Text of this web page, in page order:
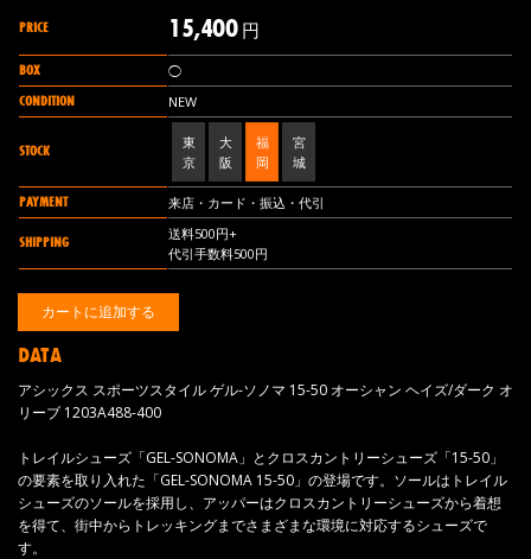
PRICE 15,400円
BOX ◯
CONDITION NEW
STOCK
東
京
大
阪
福
岡
宮
城
PAYMENT 来店・カード・振込・代引
SHIPPING
送料500円+
代引手数料500円
DATA
アシックス スポーツスタイル ゲル-ソノマ 15-50 オーシャン ヘイズ/ダーク オ
リーブ 1203A488-400
トレイルシューズ「GEL-SONOMA」とクロスカントリーシューズ「15-50」
の要素を取り入れた「GEL-SONOMA 15-50」の登場です。ソールはトレイル
シューズのソールを採用し、アッパーはクロスカントリーシューズから着想
を得て、街中からトレッキングまでさまざまな環境に対応するシューズで
す。